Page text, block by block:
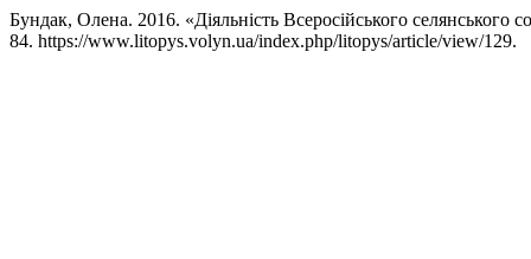
Бундак, Олена. 2016. «Діяльність Всеросійського селянського
84. https://www.litopys.volyn.ua/index.php/litopys/article/view/129.